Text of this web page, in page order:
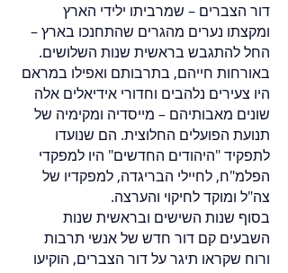
דור הצברים – שמרביתו ילידי הארץ
ומקצתו נערים מהגרים שהתחנכו בארץ –
החל להתגבש בראשית שנות השלושים.
באורחות חייהם, בתרבותם ואפילו במראם
היו צעירים נלהבים וחדורי אידיאלים אלה
שונים מאבותיהם – מייסדיה ומקימיה של
תנועת הפועלים החלוצית. הם שנועדו
לתפקיד "היהודים החדשים" היו למפקדי
הפלמ"ח, לחיילי הבריגדה, למפקדיו של
צה"ל ומוקד לחיקוי והערצה.
בסוף שנות השישים ובראשית שנות
השבעים קם דור חדש של אנשי תרבות
ורוח שקראו תיגר על דור הצברים, הוקיעו